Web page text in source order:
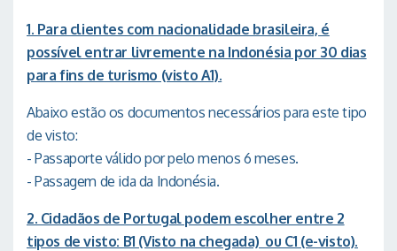
1. Para clientes com nacionalidade brasileira, é
possível entrar livremente na Indonésia por 30 dias
para fins de turismo (visto A1).
Abaixo estão os documentos necessários para este tipo
de visto:
- Passaporte válido por pelo menos 6 meses.
- Passagem de ida da Indonésia.
2. Cidadãos de Portugal podem escolher entre 2
tipos de visto: B1 (Visto na chegada) ou C1 (e-visto).